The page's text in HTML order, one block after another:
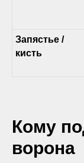
Запястье /
кисть
Кому
ворона